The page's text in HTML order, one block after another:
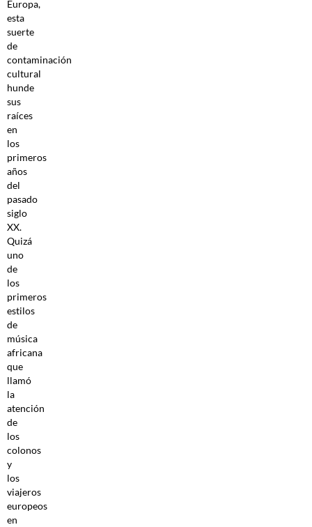
Europa,
esta
suerte
de
contaminación
cultural
hunde
sus
raíces
en
los
primeros
años
del
pasado
siglo
XX.
Quizá
uno
de
los
primeros
estilos
de
música
africana
que
llamó
la
atención
de
los
colonos
y
los
viajeros
europeos
en